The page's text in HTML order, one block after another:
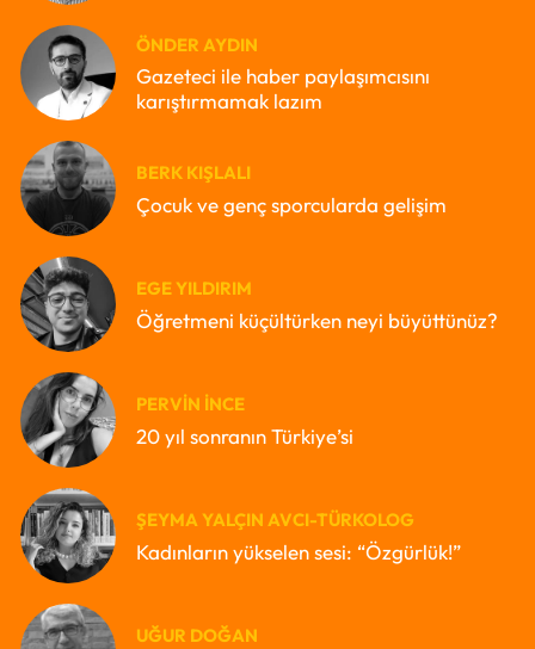
ÖNDER AYDIN
Gazeteci ile haber paylaşımcısını
karıştırmamak lazım
BERK KIŞLALI
Çocuk ve genç sporcularda gelişim
EGE YILDIRIM
Öğretmeni küçültürken neyi büyüttünüz?
PERVIN İNCE
20 yıl sonranın Türkiye’si
ŞEYMA YALÇIN AVCI-TÜRKOLOG
Kadınların yükselen sesi: “Özgürlük!”
UĞUR DOĞAN